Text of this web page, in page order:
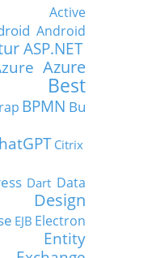
Active
Android
ASP.NET
Azure
Best
BPMN Bu
Citrix
Dart Data
Design
EJB Electron
Entity